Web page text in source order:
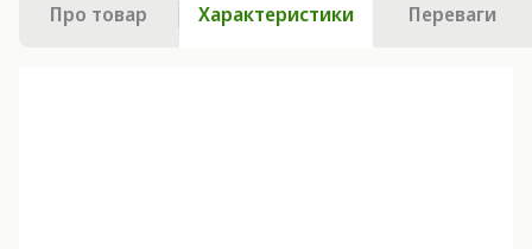
Про товар Характеристики Переваги